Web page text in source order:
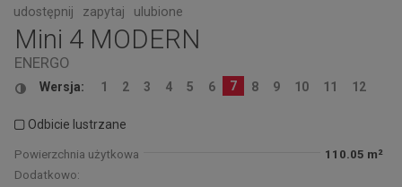
udostępnij zapytaj ulubione
Mini 4 MODERN
ENERGO
Wersja: 1 2 3 4 5 6 7 8 9 10 11 12
Odbicie lustrzane
Powierzchnia użytkowa
110.05 m²
Dodatkowo: